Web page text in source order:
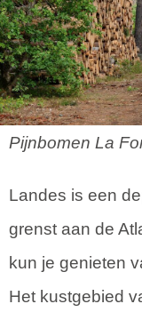
Pijnbomen La
Landes is een
grenst aan de
kun je genieten
Het kustgebied